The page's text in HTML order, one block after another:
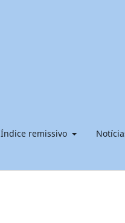
Índice remissivo